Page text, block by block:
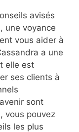
avisés
une voyance
vous aider à
a une
elle est
ses clients à
sont
vous pouvez
les plus